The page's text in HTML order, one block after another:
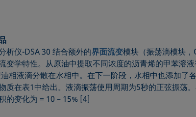
析仪-DSA 30 结合额外的界面流变模块（振荡滴模块
变学特性。从原油中提取不同浓度的沥青烯的甲苯溶
相液滴分散在水相中。在下一阶段，水相中也添加了
质在表1中给出。液滴振荡使用周期为5秒的正弦振荡。
的变化为 = 10 – 15% [4]